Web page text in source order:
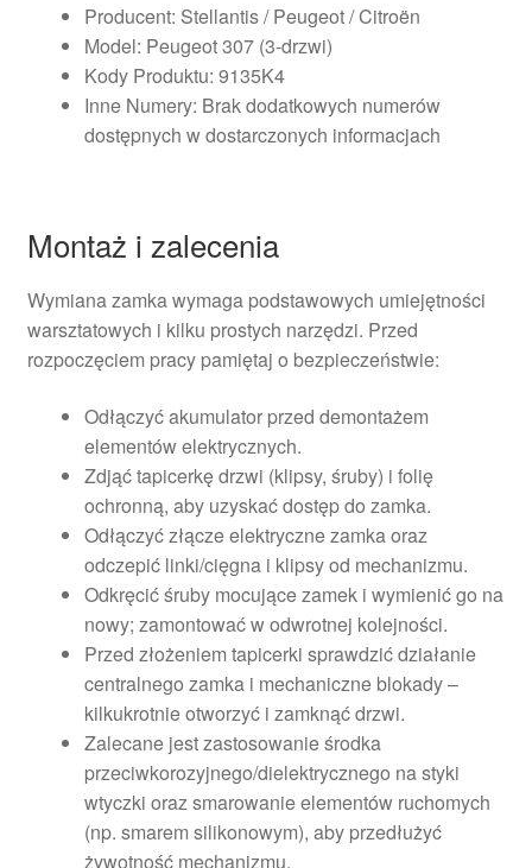
Producent: Stellantis / Peugeot / Citroën
Model: Peugeot 307 (3-drzwi)
Kody Produktu: 9135K4
Inne Numery: Brak dodatkowych numerów
dostępnych w dostarczonych informacjach
Montaż i zalecenia
Wymiana zamka wymaga podstawowych umiejętności
warsztatowych i kilku prostych narzędzi. Przed
rozpoczęciem pracy pamiętaj o bezpieczeństwie:
Odłączyć akumulator przed demontażem
elementów elektrycznych.
Zdjąć tapicerkę drzwi (klipsy, śruby) i folię
ochronną, aby uzyskać dostęp do zamka.
Odłączyć złącze elektryczne zamka oraz
odczepić linki/cięgna i klipsy od mechanizmu.
Odkręcić śruby mocujące zamek i wymienić go na
nowy; zamontować w odwrotnej kolejności.
Przed złożeniem tapicerki sprawdzić działanie
centralnego zamka i mechaniczne blokady –
kilkukrotnie otworzyć i zamknąć drzwi.
Zalecane jest zastosowanie środka
przeciwkorozyjnego/dielektrycznego na styki
wtyczki oraz smarowanie elementów ruchomych
(np. smarem silikonowym), aby przedłużyć
żywotność mechanizmu.